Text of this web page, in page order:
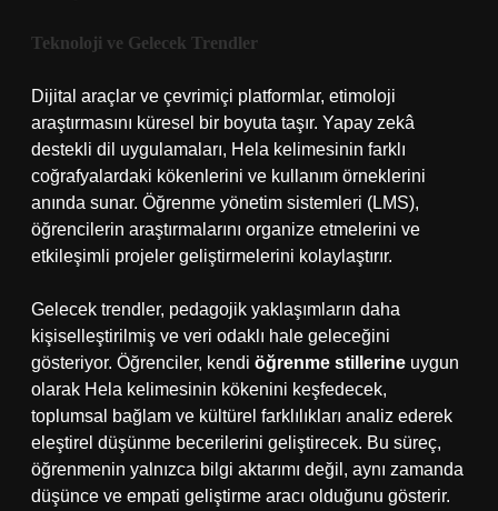
Teknoloji ve Gelecek Trendler
Dijital araçlar ve çevrimiçi platformlar, etimoloji
araştırmasını küresel bir boyuta taşır. Yapay zekâ
destekli dil uygulamaları, Hela kelimesinin farklı
coğrafyalardaki kökenlerini ve kullanım örneklerini
anında sunar. Öğrenme yönetim sistemleri (LMS),
öğrencilerin araştırmalarını organize etmelerini ve
etkileşimli projeler geliştirmelerini kolaylaştırır.
Gelecek trendler, pedagojik yaklaşımların daha
kişiselleştirilmiş ve veri odaklı hale geleceğini
gösteriyor. Öğrenciler, kendi öğrenme stillerine uygun
olarak Hela kelimesinin kökenini keşfedecek,
toplumsal bağlam ve kültürel farklılıkları analiz ederek
eleştirel düşünme becerilerini geliştirecek. Bu süreç,
öğrenmenin yalnızca bilgi aktarımı değil, aynı zamanda
düşünce ve empati geliştirme aracı olduğunu gösterir.